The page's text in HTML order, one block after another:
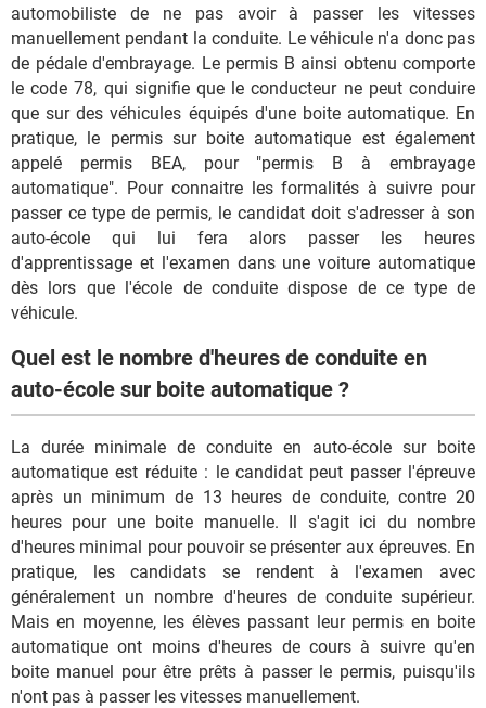
automobiliste de ne pas avoir à passer les vitesses
manuellement pendant la conduite. Le véhicule n'a donc pas
de pédale d'embrayage. Le permis B ainsi obtenu comporte
le code 78, qui signifie que le conducteur ne peut conduire
que sur des véhicules équipés d'une boite automatique. En
pratique, le permis sur boite automatique est également
appelé permis BEA, pour "permis B à embrayage
automatique". Pour connaitre les formalités à suivre pour
passer ce type de permis, le candidat doit s'adresser à son
auto-école qui lui fera alors passer les heures
d'apprentissage et l'examen dans une voiture automatique
dès lors que l'école de conduite dispose de ce type de
véhicule.
Quel est le nombre d'heures de conduite en
auto-école sur boite automatique ?
La durée minimale de conduite en auto-école sur boite
automatique est réduite : le candidat peut passer l'épreuve
après un minimum de 13 heures de conduite, contre 20
heures pour une boite manuelle. Il s'agit ici du nombre
d'heures minimal pour pouvoir se présenter aux épreuves. En
pratique, les candidats se rendent à l'examen avec
généralement un nombre d'heures de conduite supérieur.
Mais en moyenne, les élèves passant leur permis en boite
automatique ont moins d'heures de cours à suivre qu'en
boite manuel pour être prêts à passer le permis, puisqu'ils
n'ont pas à passer les vitesses manuellement.